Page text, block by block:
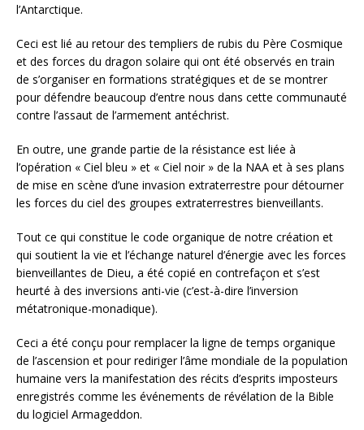
l’Antarctique.
Ceci est lié au retour des templiers de rubis du Père Cosmique
et des forces du dragon solaire qui ont été observés en train
de s’organiser en formations stratégiques et de se montrer
pour défendre beaucoup d’entre nous dans cette communauté
contre l’assaut de l’armement antéchrist.
En outre, une grande partie de la résistance est liée à
l’opération « Ciel bleu » et « Ciel noir » de la NAA et à ses plans
de mise en scène d’une invasion extraterrestre pour détourner
les forces du ciel des groupes extraterrestres bienveillants.
Tout ce qui constitue le code organique de notre création et
qui soutient la vie et l’échange naturel d’énergie avec les forces
bienveillantes de Dieu, a été copié en contrefaçon et s’est
heurté à des inversions anti-vie (c’est-à-dire l’inversion
métatronique-monadique).
Ceci a été conçu pour remplacer la ligne de temps organique
de l’ascension et pour rediriger l’âme mondiale de la population
humaine vers la manifestation des récits d’esprits imposteurs
enregistrés comme les événements de révélation de la Bible
du logiciel Armageddon.